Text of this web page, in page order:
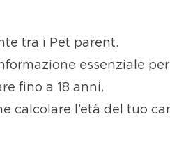
tra i Pet parent.
essenziale
fino a 18 anni.
calcolare l’età del tuo